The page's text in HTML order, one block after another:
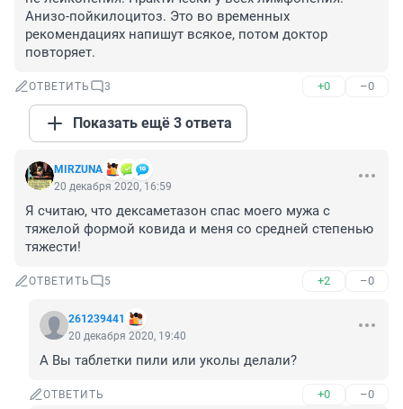
Анизо-пойкилоцитоз. Это во временных
рекомендациях напишут всякое, потом доктор
повторяет.
ОТВЕТИТЬ 3 +0 –0
Показать ещё 3 ответа
MIRZUNA
20 декабря 2020, 16:59
Я считаю, что дексаметазон спас моего мужа с
тяжелой формой ковида и меня со средней степенью
тяжести!
ОТВЕТИТЬ 5 +2 –0
261239441
20 декабря 2020, 19:40
А Вы таблетки пили или уколы делали?
ОТВЕТИТЬ +0 –0